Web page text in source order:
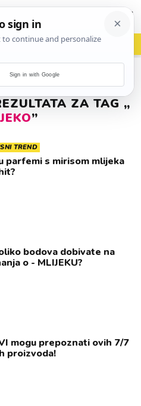
vrh! woot?!
ZA TAG „
”
TREND
parfemi s mirisom mlijeka
bodova dobivate na
o - MLIJEKU?
mogu prepoznati ovih 7/7
proizvoda!
Sign in with Google